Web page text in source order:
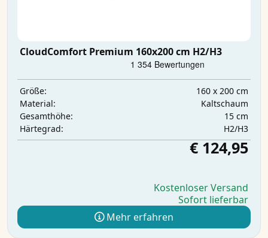
CloudComfort Premium 160x200 cm H2/H3
Größe:
160 x 200 cm
Material:
Kaltschaum
Gesamthöhe:
15 cm
Härtegrad:
H2/H3
€ 124,95
Kostenloser Versand
Sofort lieferbar
Mehr erfahren